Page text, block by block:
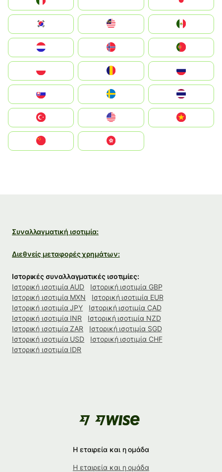
South Korea
United States
中國香港特別行政區
Συναλλαγματική ισοτιμία:
Διεθνείς μεταφορές χρημάτων:
Ιστορικές συναλλαγματικές ισοτιμίες:
Ιστορική ισοτιμία AUD
Ιστορική ισοτιμία GBP
Ιστορική ισοτιμία MXN
Ιστορική ισοτιμία EUR
Ιστορική ισοτιμία JPY
Ιστορική ισοτιμία CAD
Ιστορική ισοτιμία INR
Ιστορική ισοτιμία NZD
Ιστορική ισοτιμία ZAR
Ιστορική ισοτιμία SGD
Ιστορική ισοτιμία USD
Ιστορική ισοτιμία CHF
Ιστορική ισοτιμία IDR
Η εταιρεία και η ομάδα
Η εταιρεία και η ομάδα